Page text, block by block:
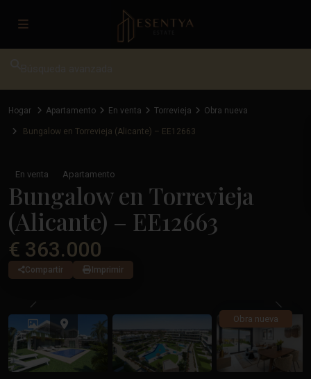
Hogar Apartamento En venta Torrevieja Obra nueva
Bungalow en Torrevieja (Alicante) – EE12663
En venta Apartamento
Bungalow en Torrevieja
(Alicante) – EE12663
€ 363.000
Compartir Imprimir
Obra nueva
Anterior